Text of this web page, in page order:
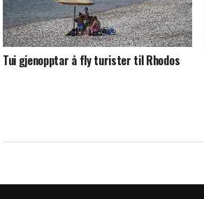
Tui gjenopptar å fly turister til Rhodos